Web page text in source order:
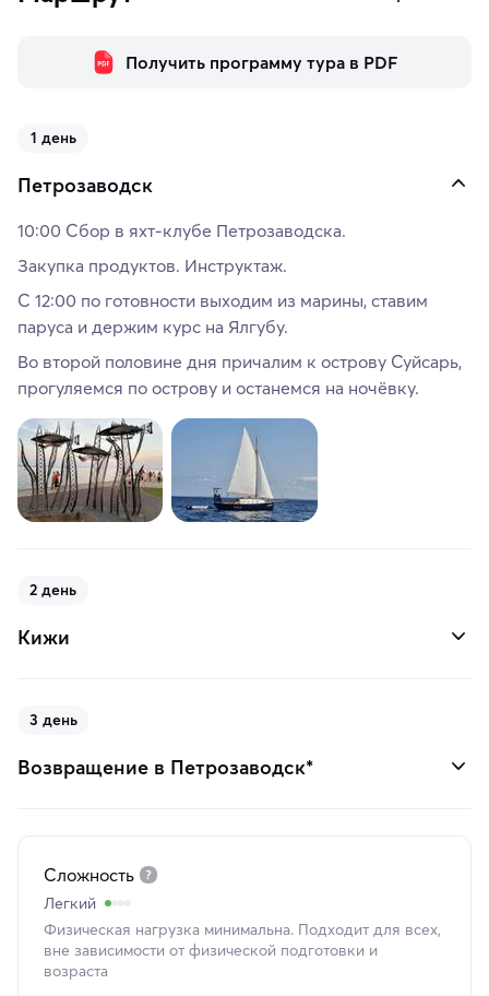
Получить программу тура в PDF
1 день
Петрозаводск
10:00 Сбор в яхт-клубе Петрозаводска.
Закупка продуктов. Инструктаж.
С 12:00 по готовности выходим из марины, ставим
паруса и держим курс на Ялгубу.
Во второй половине дня причалим к острову Суйсарь,
прогуляемся по острову и останемся на ночёвку.
2 день
Кижи
3 день
Возвращение в Петрозаводск*
Сложность
Легкий
Физическая нагрузка минимальна. Подходит для всех,
вне зависимости от физической подготовки и
возраста